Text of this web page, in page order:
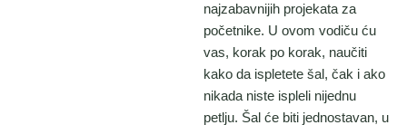
najzabavnijih projekata za
početnike. U ovom vodiču ću
vas, korak po korak, naučiti
kako da ispletete šal, čak i ako
nikada niste ispleli nijednu
petlju. Šal će biti jednostavan, u